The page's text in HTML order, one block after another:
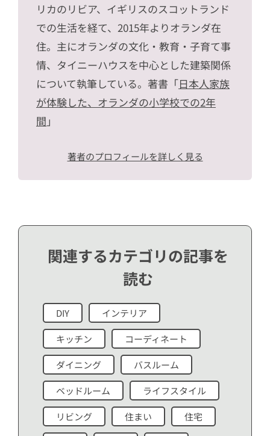
リカのリビア、イギリスのスコットランド
での生活を経て、2015年よりオランダ在
住。主にオランダの文化・教育・子育て事
情、タイニーハウスを中心とした建築関係
について執筆している。著書「日本人家族
が体験した、オランダの小学校での2年
間 」
著者のプロフィールを詳しく見る
関連するカテゴリの記事を
読む
DIY インテリア
キッチン コーディネート
ダイニング バスルーム
ベッドルーム ライフスタイル
リビング 住まい 住宅